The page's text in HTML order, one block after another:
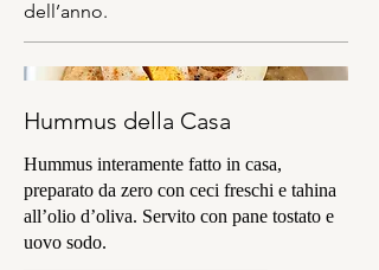
dell’anno.
Hummus della Casa
Hummus interamente fatto in casa,
preparato da zero con ceci freschi e tahina
all’olio d’oliva. Servito con pane tostato e
uovo sodo.